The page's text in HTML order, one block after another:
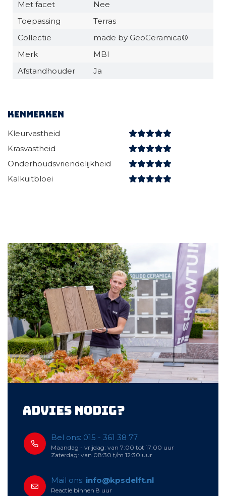
Met facet
Nee
Toepassing
Terras
Collectie
made by GeoCeramica®
Merk
MBI
Afstandhouder
Ja
Kenmerken
Kleurvastheid
Krasvastheid
Onderhoudsvriendelijkheid
Kalkuitbloei
Advies nodig?
Bel ons: 015 - 361 38 77
Maandag - vrijdag: van 7:00 tot 17:00 uur
Zaterdag: van 08:30 t/m 12:30 uur
Mail ons: info@kpsdelft.nl
Reactie binnen 8 uur